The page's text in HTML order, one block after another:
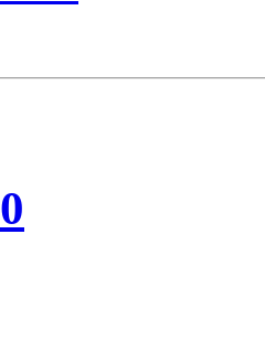
0